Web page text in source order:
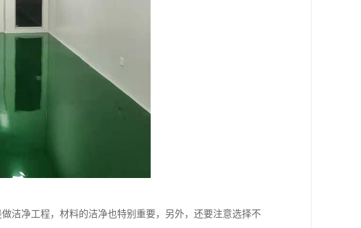
洁净工程，材料的洁净也特别重要，另外，还要注意选择不